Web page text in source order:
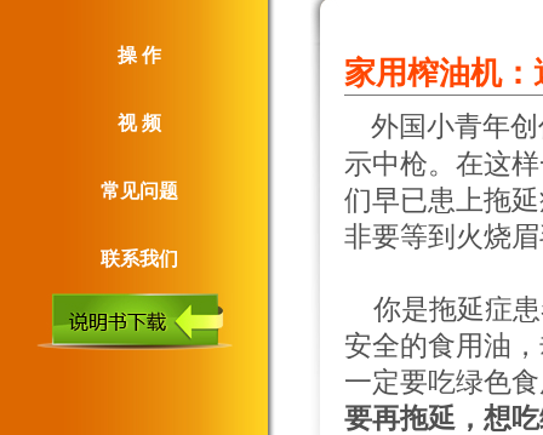
操 作
视 频
常见问题
联系我们
家用榨油机
外国小青年
示中枪。在这
们早已患上拖
非要等到火烧
你是拖延症患
安全的食用油
一定要吃绿色
要再拖延，想